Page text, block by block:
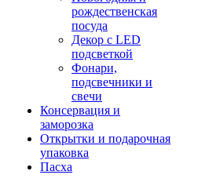
рождественская
посуда
Декор с LED
подсветкой
Фонари,
подсвечники и
свечи
Консервация и
заморозка
Открытки и подарочная
упаковка
Пасха